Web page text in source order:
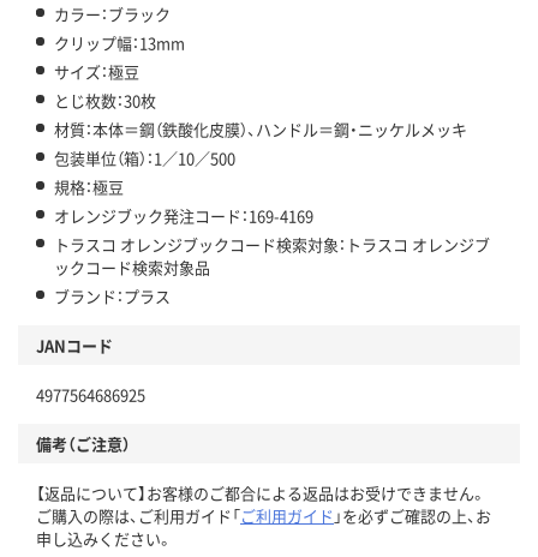
カラー：ブラック
クリップ幅：13mm
サイズ：極豆
とじ枚数：30枚
材質：本体＝鋼（鉄酸化皮膜）、ハンドル＝鋼・ニッケルメッキ
包装単位（箱）：1／10／500
規格：極豆
オレンジブック発注コード：169-4169
トラスコ オレンジブックコード検索対象：トラスコ オレンジブ
ックコード検索対象品
ブランド：プラス
JANコード
4977564686925
備考（ご注意）
【返品について】お客様のご都合による返品はお受けできません。
ご購入の際は、ご利用ガイド「ご利用ガイド 」を必ずご確認の上、お
申し込みください。